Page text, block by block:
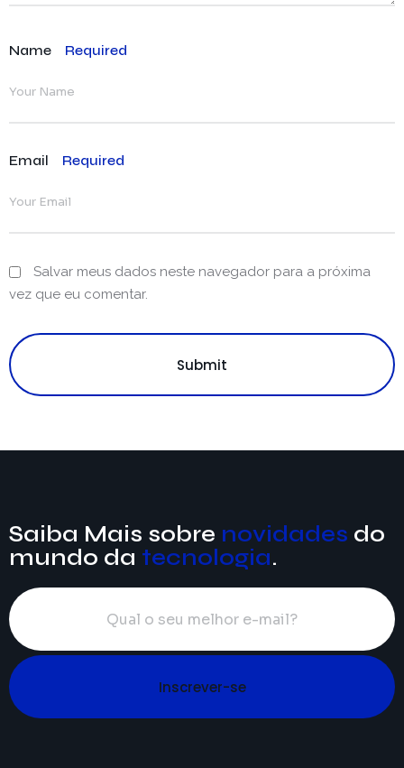
Name Required
Email Required
Salvar meus dados neste navegador para a próxima
vez que eu comentar.
Submit
Saiba Mais sobre novidades do
mundo da tecnologia.
Inscrever-se